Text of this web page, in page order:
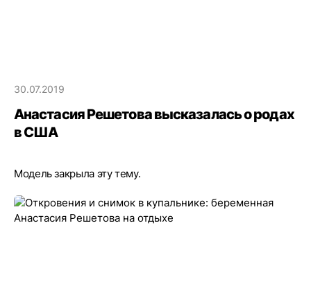
30.07.2019
Анастасия Решетова высказалась о родах
в США
Модель закрыла эту тему.